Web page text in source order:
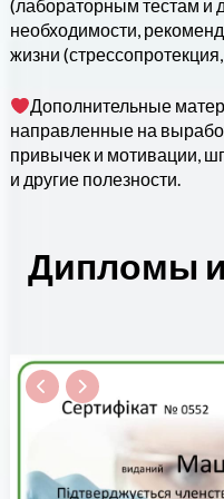
(лабораторным тестам и
необходимости,
жизни
Дополнительные
направленные на
привычек и мотивации,
и другие полезности.
Дипломы